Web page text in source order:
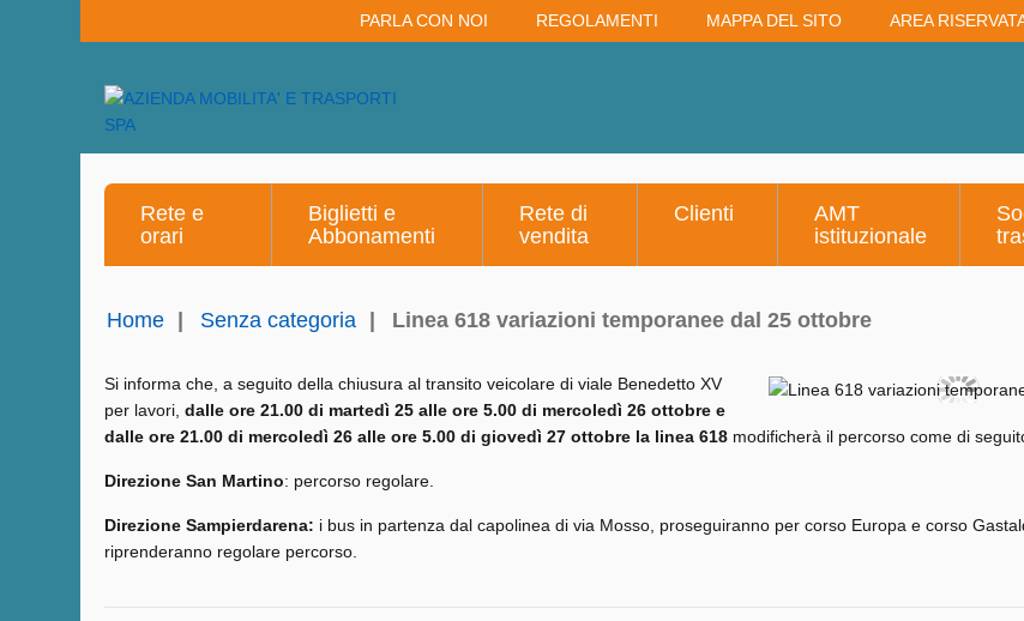
PARLA CON NOI REGOLAMENTI MAPPA DEL SITO AREA
Rete e
orari
Biglietti e
Abbonamenti
Rete di
vendita
Clienti
AMT
istituzionale
Home Senza categoria Linea 618 variazioni temporanee dal 25 ottobre
Si informa che, a seguito della chiusura al transito veicolare di viale Benedetto XV
per lavori, dalle ore 21.00 di martedì 25 alle ore 5.00 di mercoledì 26 ottobre e
dalle ore 21.00 di mercoledì 26 alle ore 5.00 di giovedì 27 ottobre la linea 618 modificherà il percorso come di
Direzione San Martino: percorso regolare.
Direzione Sampierdarena: i bus in partenza dal capolinea di via Mosso, proseguiranno per corso Europa e corso
riprenderanno regolare percorso.